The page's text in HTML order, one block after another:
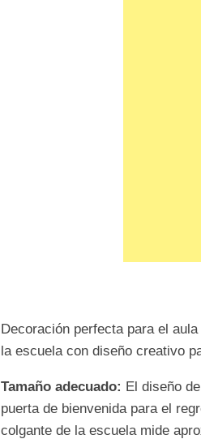
Decoración perfecta para el
la escuela con diseño creativo
Tamaño adecuado: El diseño
puerta de bienvenida para el
colgante de la escuela mide